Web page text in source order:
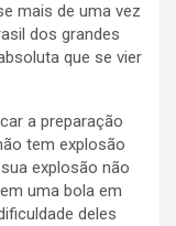
mais de uma vez
dos grandes
que se vier
a preparação
tem explosão
explosão não
uma bola em
deles